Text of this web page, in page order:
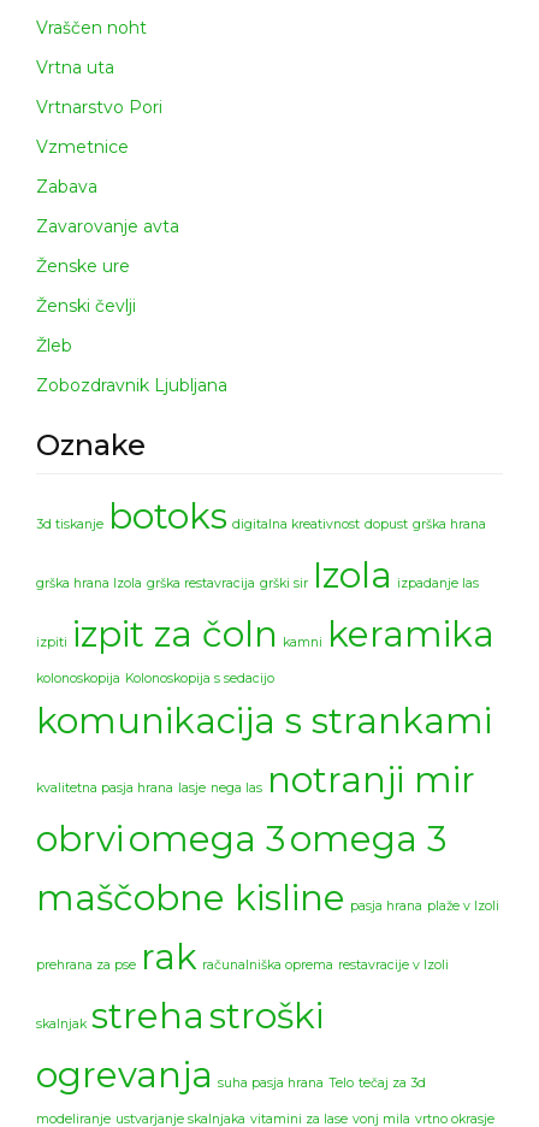
Vraščen noht
Vrtna uta
Vrtnarstvo Pori
Vzmetnice
Zabava
Zavarovanje avta
Ženske ure
Ženski čevlji
Žleb
Zobozdravnik Ljubljana
Oznake
3d tiskanje botoks digitalna kreativnost dopust grška hrana
grška hrana Izola grška restavracija grški sir Izola izpadanje las
izpiti izpit za čoln kamni keramika
kolonoskopija Kolonoskopija s sedacijo
komunikacija s strankami
kvalitetna pasja hrana lasje nega las notranji mir
obrvi omega 3omega 3
maščobne kisline pasja hrana plaže v Izoli
prehrana za pse rak računalniška oprema restavracije v Izoli
skalnjak streha stroški
ogrevanja suha pasja hrana Telo tečaj za 3d
modeliranje ustvarjanje skalnjaka vitamini za lase vonj mila vrtno okrasje